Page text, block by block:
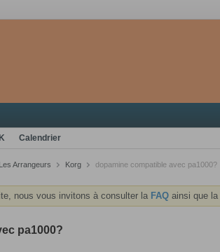
Calendrier
Les Arrangeurs Korg dopamine compatible avec pa1000?
nous vous invitons à consulter la FAQ ainsi que la
pa1000?